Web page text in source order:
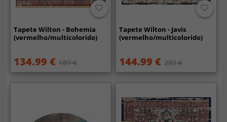
Tapete Wilton - Bohemia
(vermelho/multicolorido)
134.99 € 189 €
Tapete Wilton - Javis
(vermelho/multicolorido)
144.99 € 289 €